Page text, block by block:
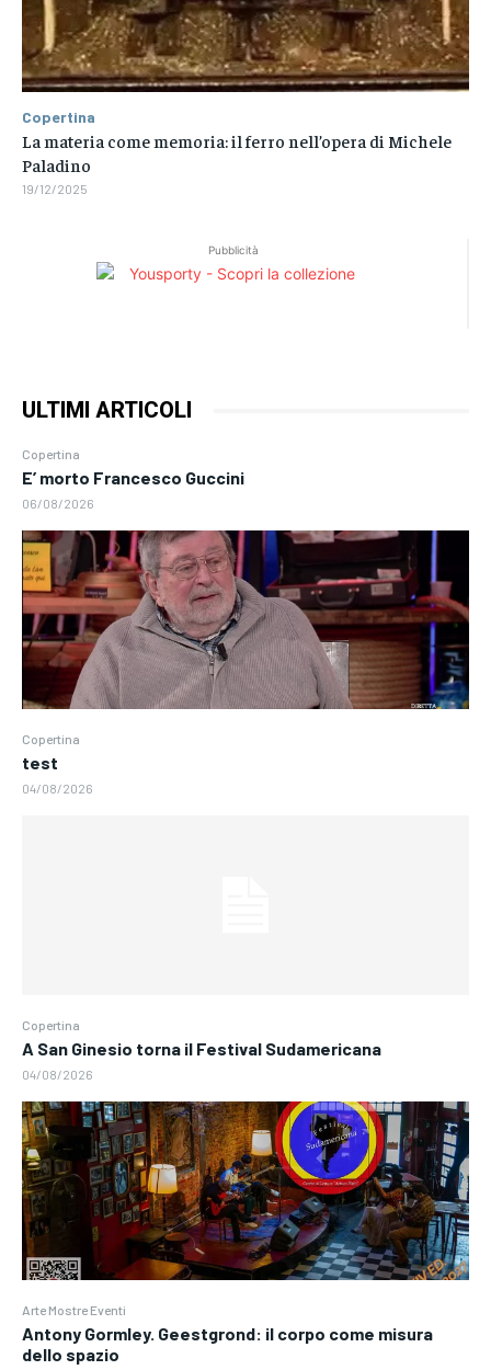
Pubblicità
ULTIMI ARTICOLI
Copertina
E’ morto Francesco Guccini
06/08/2026
Copertina
test
04/08/2026
Copertina
A San Ginesio torna il Festival Sudamericana
04/08/2026
Arte Mostre Eventi
Antony Gormley. Geestgrond: il corpo come misura
dello spazio
Copertina
La materia come memoria: il ferro nell’opera di Michele
Paladino
19/12/2025